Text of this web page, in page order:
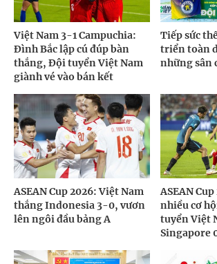
Việt Nam 3-1 Campuchia:
Đình Bắc lập cú đúp bàn
thắng, Đội tuyển Việt Nam
giành vé vào bán kết
Tiếp sức
triển toàn
những sân
ASEAN Cup 2026: Việt Nam
thắng Indonesia 3-0, vươn
lên ngôi đầu bảng A
ASEAN
nhiều cơ
tuyển Việt
Singapore